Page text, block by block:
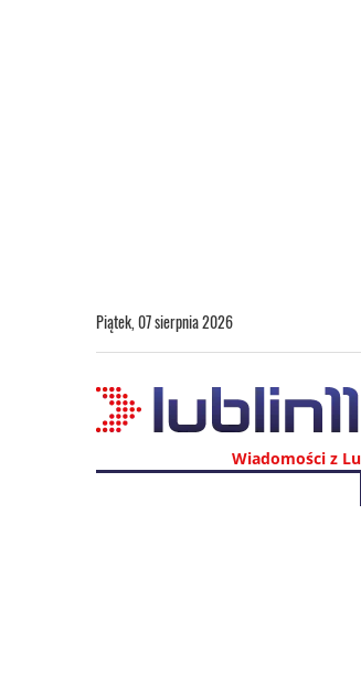
Piątek, 07 sierpnia 2026
Wiadomości z